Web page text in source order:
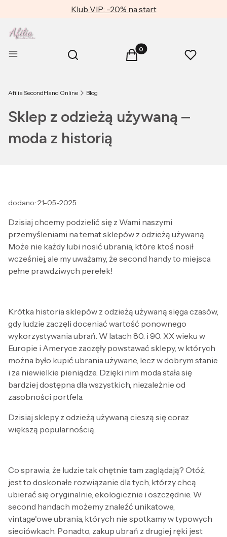
Klub VIP: -20% na start
Menu Otwórz wyszukiwarkę
Szukaj Produkty w koszyku: 0.
Koszyk Ulubione
Afilia SecondHand Online Blog
Sklep z odzieżą używaną –
moda z historią
dodano: 21-05-2025
Dzisiaj chcemy podzielić się z Wami naszymi
przemyśleniami na temat sklepów z odzieżą używaną.
Może nie każdy lubi nosić ubrania, które ktoś nosił
wcześniej, ale my uważamy, że second handy to miejsca
pełne prawdziwych perełek!
Krótka historia sklepów z odzieżą używaną sięga czasów,
gdy ludzie zaczęli doceniać wartość ponownego
wykorzystywania ubrań. W latach 80. i 90. XX wieku w
Europie i Ameryce zaczęły powstawać sklepy, w których
można było kupić ubrania używane, lecz w dobrym stanie
i za niewielkie pieniądze. Dzięki nim moda stała się
bardziej dostępna dla wszystkich, niezależnie od
zasobności portfela.
Dzisiaj sklepy z odzieżą używaną cieszą się coraz
większą popularnością.
Co sprawia, że ludzie tak chętnie tam zaglądają? Otóż,
jest to doskonałe rozwiązanie dla tych, którzy chcą
ubierać się oryginalnie, ekologicznie i oszczędnie. W
second handach możemy znaleźć unikatowe,
vintage'owe ubrania, których nie spotkamy w typowych
sieciówkach. Ponadto, zakup ubrań z drugiej ręki jest